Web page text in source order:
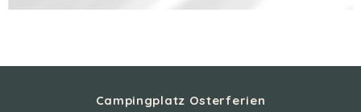
Campingplatz Osterferien